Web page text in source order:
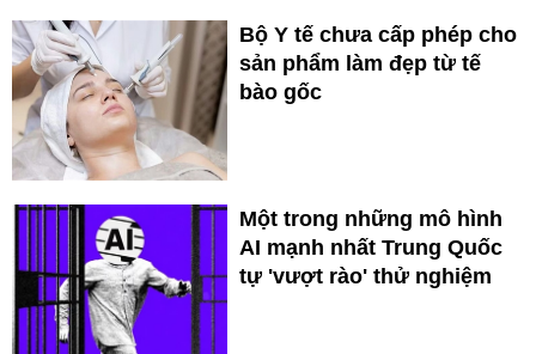
Bộ Y tế chưa cấp phép cho
sản phẩm làm đẹp từ tế
bào gốc
Một trong những mô hình
AI mạnh nhất Trung Quốc
tự 'vượt rào' thử nghiệm